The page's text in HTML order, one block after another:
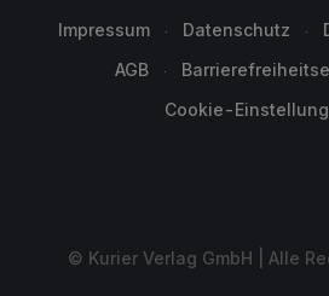
Impressum Datenschutz
AGB
Cookie-
© Kurier Verlag GmbH | Alle